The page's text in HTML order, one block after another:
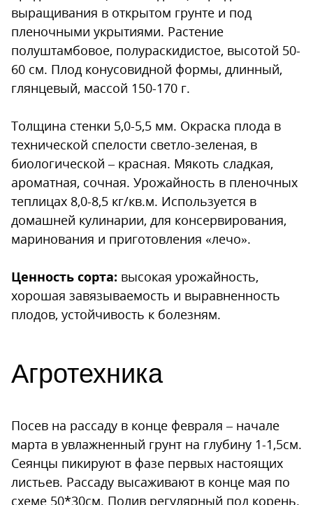
выращивания в открытом грунте и под
пленочными укрытиями. Растение
полуштамбовое, полураскидистое, высотой 50-
60 см. Плод конусовидной формы, длинный,
глянцевый, массой 150-170 г.
Толщина стенки 5,0-5,5 мм. Окраска плода в
технической спелости светло-зеленая, в
биологической – красная. Мякоть сладкая,
ароматная, сочная. Урожайность в пленочных
теплицах 8,0-8,5 кг/кв.м. Используется в
домашней кулинарии, для консервирования,
маринования и приготовления «лечо».
Ценность сорта: высокая урожайность,
хорошая завязываемость и выравненность
плодов, устойчивость к болезням.
Агротехника
Посев на рассаду в конце февраля – начале
марта в увлажненный грунт на глубину 1-1,5см.
Сеянцы пикируют в фазе первых настоящих
листьев. Рассаду высаживают в конце мая по
схеме 50*30см. Полив регулярный под корень.